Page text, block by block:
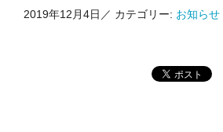
2019年12月4日／ カテゴリー: お知らせ